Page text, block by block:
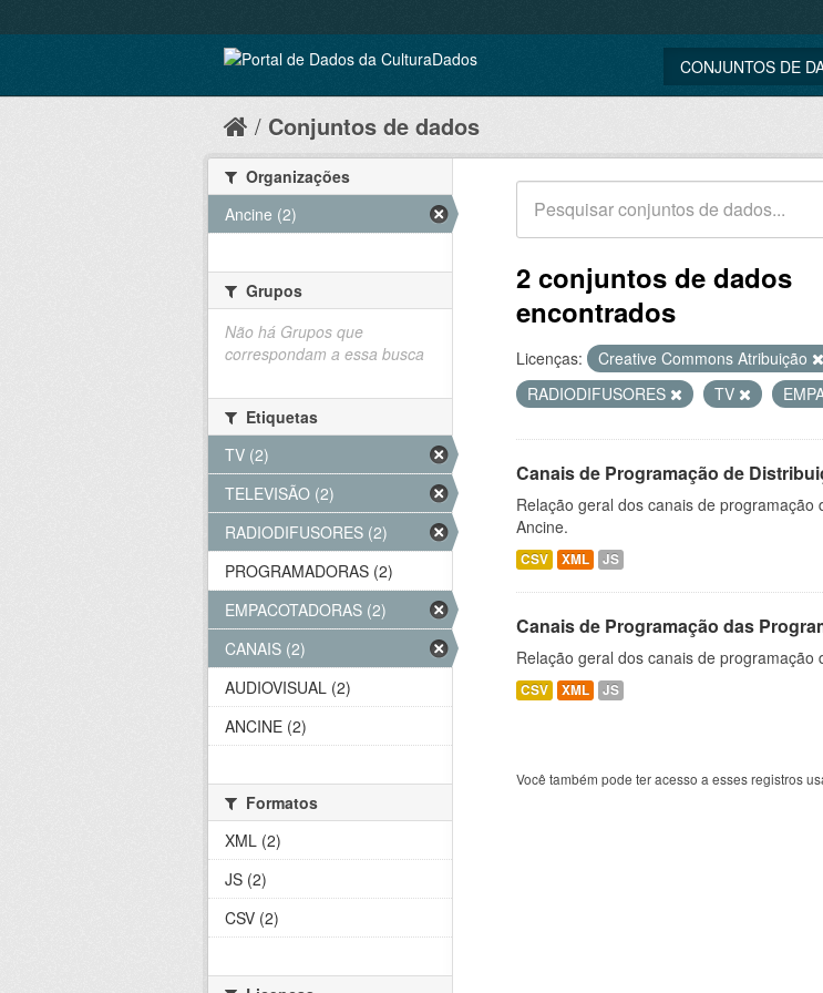
CONJUNTOS DE
Conjuntos de dados
2 conjuntos de dados
encontrados
Licenças: Creative Commons Atribuição
RADIODIFUSORES
TV
Canais de Programação de
Relação geral dos canais de
Ancine.
CSV XML JS
Canais de Programação das
Relação geral dos canais de
CSV XML JS
Você também pode ter acesso a esses registros
Organizações
Ancine (2)
Grupos
Não há Grupos que
correspondam a essa busca
Etiquetas
TV (2)
TELEVISÃO (2)
RADIODIFUSORES (2)
PROGRAMADORAS (2)
EMPACOTADORAS (2)
CANAIS (2)
AUDIOVISUAL (2)
ANCINE (2)
Formatos
XML (2)
JS (2)
CSV (2)